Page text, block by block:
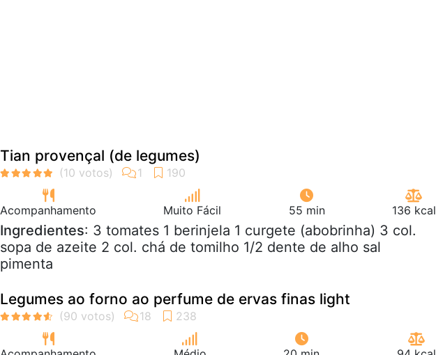
Tian provençal (de legumes)
Acompanhamento Muito Fácil 55 min 136 kcal
Ingredientes: 3 tomates 1 berinjela 1 curgete (abobrinha) 3 col.
sopa de azeite 2 col. chá de tomilho 1/2 dente de alho sal
pimenta
Legumes ao forno ao perfume de ervas finas light